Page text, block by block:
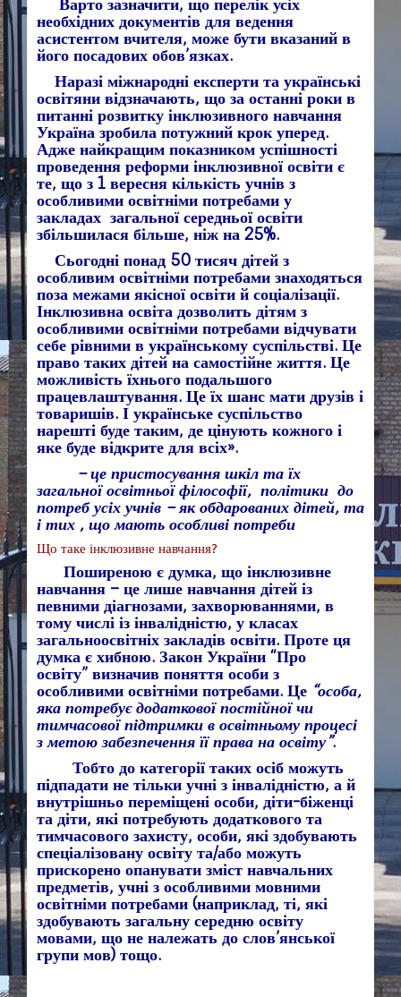
необхідних документів для ведення
асистентом вчителя, може бути вказаний в
його посадових обов’язках.
Наразі міжнародні експерти та українські
освітяни відзначають, що за останні роки в
питанні розвитку інклюзивного навчання
Україна зробила потужний крок уперед.
Адже найкращим показником успішності
проведення реформи інклюзивної освіти є
те, що з 1 вересня кількість учнів з
особливими освітніми потребами у
закладах загальної середньої освіти
збільшилася більше, ніж на 25%.
Сьогодні понад 50 тисяч дітей з
особливим освітніми потребами знаходяться
поза межами якісної освіти й соціалізації.
Інклюзивна освіта дозволить дітям з
особливими освітніми потребами відчувати
себе рівними в українському суспільстві. Це
право таких дітей на самостійне життя. Це
можливість їхнього подальшого
працевлаштування. Це їх шанс мати друзів і
товаришів. І українське суспільство
нарешті буде таким, де цінують кожного і
яке буде відкрите для всіх».
– це пристосування шкіл та їх
загальної освітньої філософії, політики до
потреб усіх учнів – як обдарованих дітей, та
і тих , що мають особливі потреби
Що таке інклюзивне навчання?
Поширеною є думка, що інклюзивне
навчання – це лише навчання дітей із
певними діагнозами, захворюваннями, в
тому числі із інвалідністю, у класах
загальноосвітніх закладів освіти. Проте ця
думка є хибною. Закон України “Про
освіту” визначив поняття особи з
особливими освітніми потребами. Це “особа,
яка потребує додаткової постійної чи
тимчасової підтримки в освітньому процесі
з метою забезпечення її права на освіту”.
Тобто до категорії таких осіб можуть
підпадати не тільки учні з інвалідністю, а й
внутрішньо переміщені особи, діти-біженці
та діти, які потребують додаткового та
тимчасового захисту, особи, які здобувають
спеціалізовану освіту та/або можуть
прискорено опанувати зміст навчальних
предметів, учні з особливими мовними
освітніми потребами (наприклад, ті, які
здобувають загальну середню освіту
мовами, що не належать до слов’янської
групи мов) тощо.